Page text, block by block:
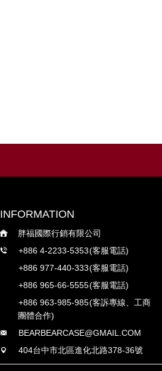
INFORMATION
胖福國際行銷有限公司
+886 4-2233-5353(客服電話)
+886 977-440-333(客服電話)
+886 965-66-5555(客服電話)
+886 963-985-985(客訴專線、工商
團體合作)
BEARBEARCASE@GMAIL.COM
404台中市北區進化北路378-36號